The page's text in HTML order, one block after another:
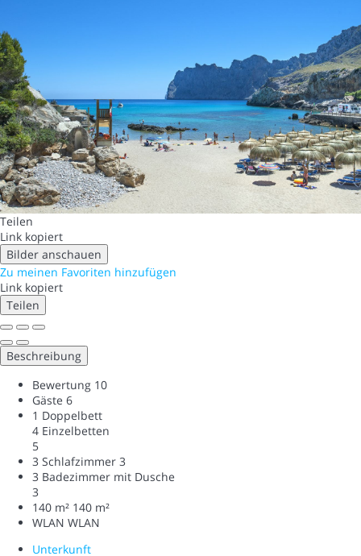
Teilen
Link kopiert
Bilder anschauen
Zu meinen Favoriten hinzufügen
Link kopiert
Teilen
Beschreibung
Bewertung 10
Gäste 6
1 Doppelbett
4 Einzelbetten
5
3 Schlafzimmer 3
3 Badezimmer mit Dusche
3
140 m² 140 m²
WLAN WLAN
Unterkunft